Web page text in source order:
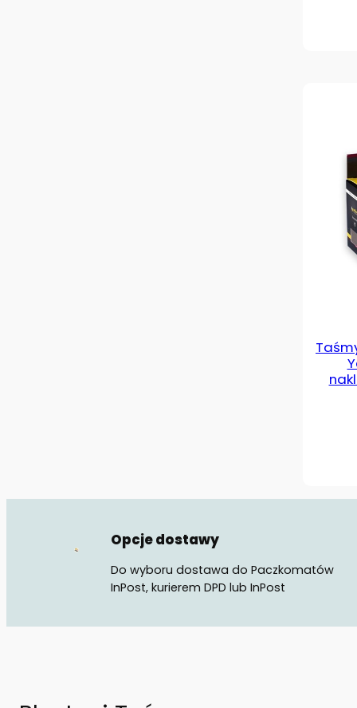
Opcje dostawy
Do wyboru dostawa do Paczkomatów
InPost, kurierem DPD lub InPost